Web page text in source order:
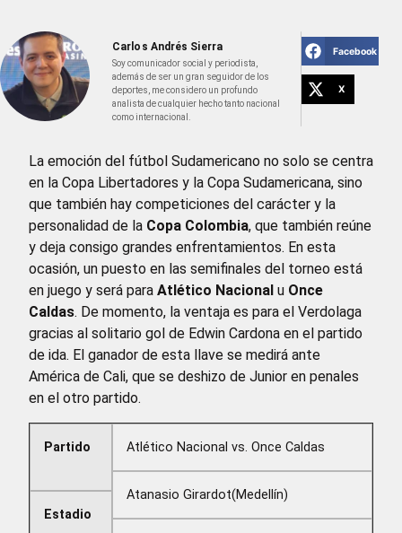
Carlos Andrés Sierra
Soy comunicador social y periodista,
además de ser un gran seguidor de los
deportes, me considero un profundo
analista de cualquier hecho tanto nacional
como internacional.
Facebook
X
La emoción del fútbol Sudamericano no solo se centra
en la Copa Libertadores y la Copa Sudamericana, sino
que también hay competiciones del carácter y la
personalidad de la Copa Colombia, que también reúne
y deja consigo grandes enfrentamientos. En esta
ocasión, un puesto en las semifinales del torneo está
en juego y será para Atlético Nacional u Once
Caldas. De momento, la ventaja es para el Verdolaga
gracias al solitario gol de Edwin Cardona en el partido
de ida. El ganador de esta llave se medirá ante
América de Cali, que se deshizo de Junior en penales
en el otro partido.
Partido
Estadio
Atlético Nacional vs. Once Caldas
Atanasio Girardot(Medellín)